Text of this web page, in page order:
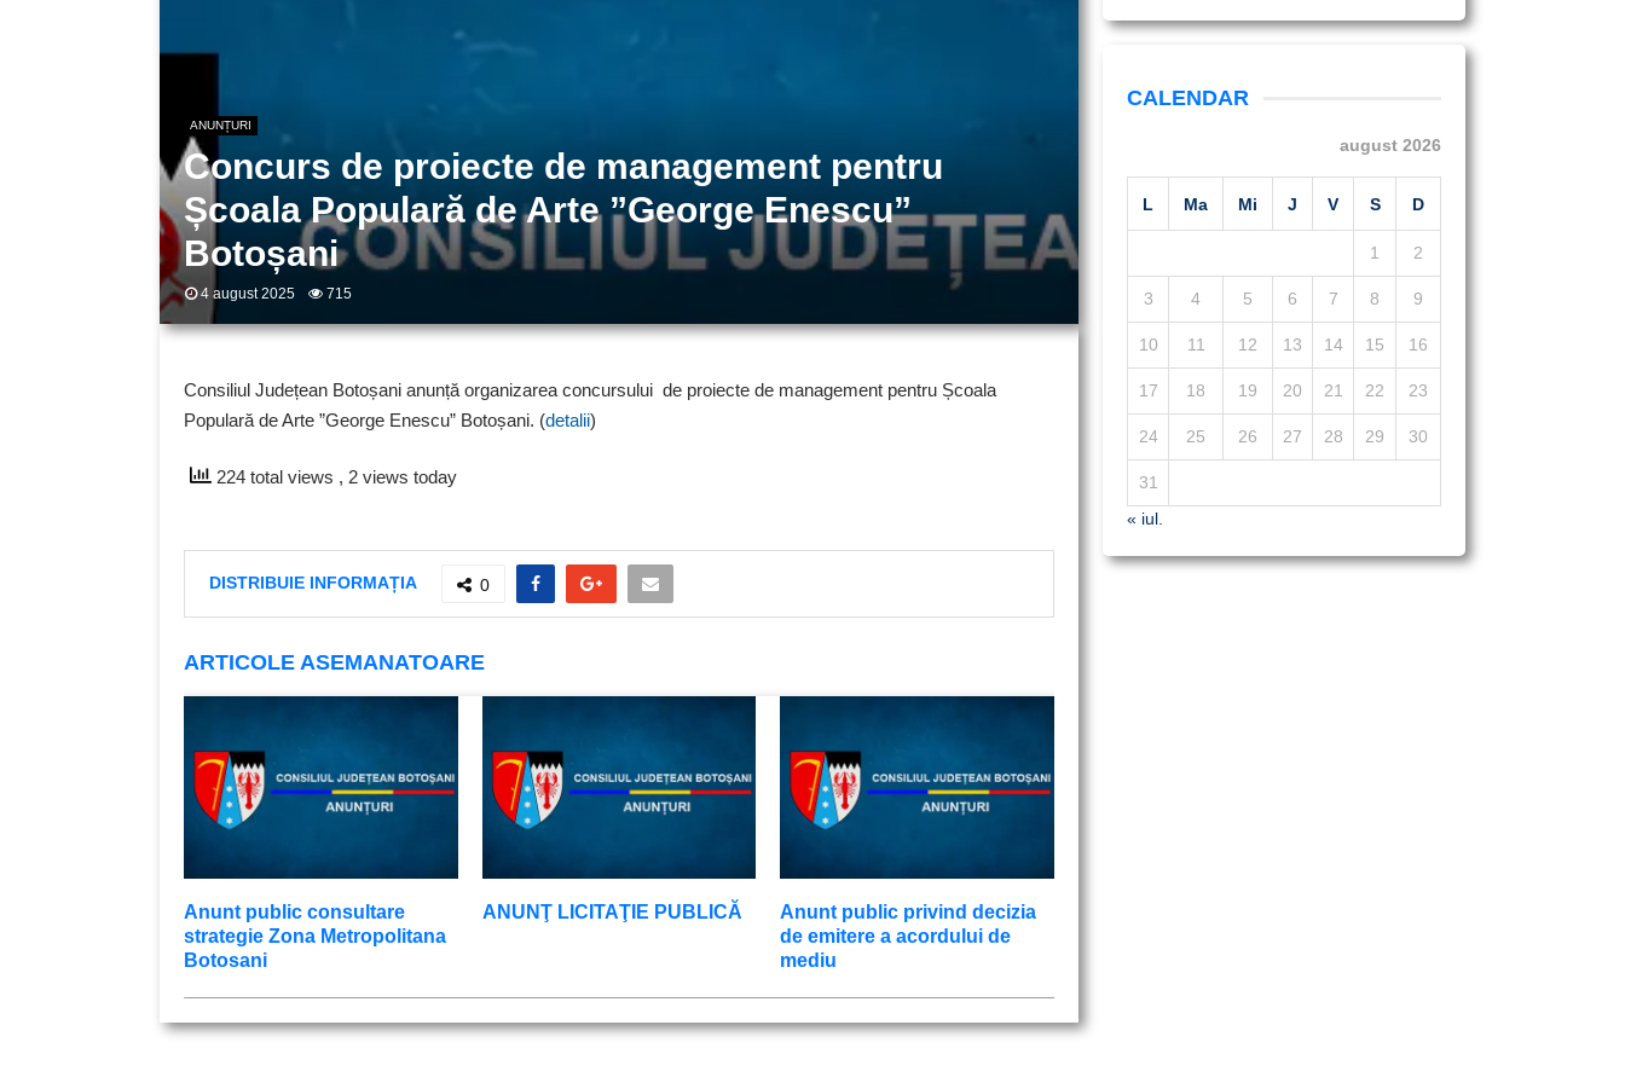
ANUNȚURI
Concurs de proiecte de management pentru
Școala Populară de Arte ”George Enescu”
Botoșani
4 august 2025 715
Consiliul Județean Botoșani anunță organizarea concursului de proiecte de management pentru Școala
Populară de Arte ”George Enescu” Botoșani. (detalii)
224 total views , 2 views today
DISTRIBUIE INFORMAȚIA 0
ARTICOLE ASEMANATOARE
Anunt public consultare
strategie Zona Metropolitana
Botosani
ANUNŢ LICITAŢIE PUBLICĂ
Anunt public privind decizia
de emitere a acordului de
mediu
CALENDAR
august 2026
L Ma Mi J V S D
1 2
3 4 5 6 7 8 9
10 11 12 13 14 15 16
17 18 19 20 21 22 23
24 25 26 27 28 29 30
31
« iul.